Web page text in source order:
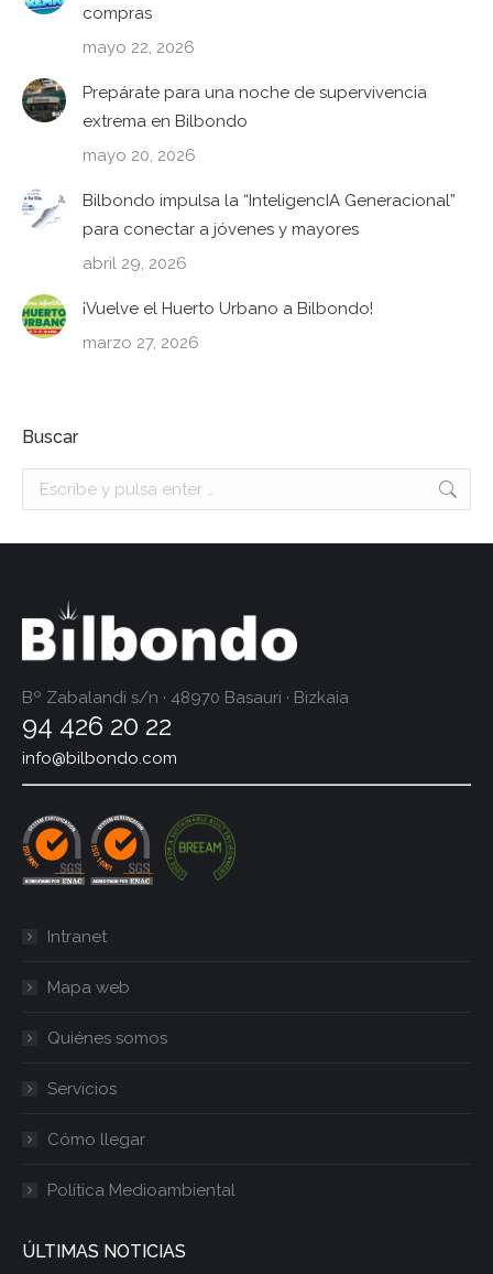
compras
mayo 22, 2026
Prepárate para una noche de supervivencia
extrema en Bilbondo
mayo 20, 2026
Bilbondo impulsa la “InteligencIA Generacional”
para conectar a jóvenes y mayores
abril 29, 2026
¡Vuelve el Huerto Urbano a Bilbondo!
marzo 27, 2026
Buscar
Buscar:
Bº Zabalandi s/n · 48970 Basauri · Bizkaia
94 426 20 22
info@bilbondo.com
Intranet
Mapa web
Quiénes somos
Servicios
Cómo llegar
Política Medioambiental
ÚLTIMAS NOTICIAS